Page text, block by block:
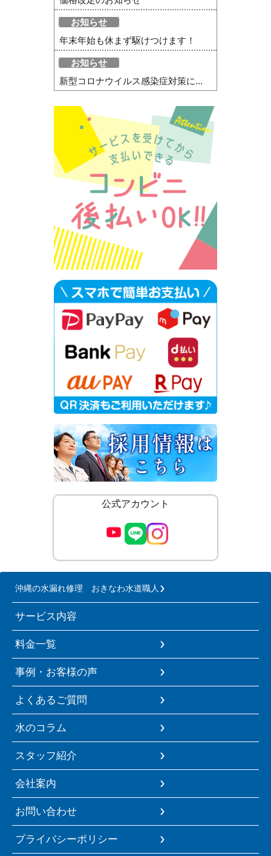
お知らせ
年末年始も休まず駆けつけます！
お知らせ
新型コロナウイルス感染症対策に...
公式アカウント
沖縄の水漏れ修理 おきなわ水道職人
サービス内容
料金一覧
事例・お客様の声
よくあるご質問
水のコラム
スタッフ紹介
会社案内
お問い合わせ
プライバシーポリシー